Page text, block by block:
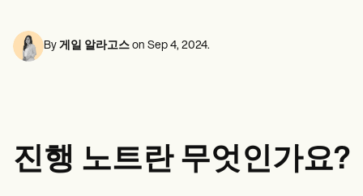
영양사 및 영양사
물리 치료사
블로그
리소스 가이드
Massage therapists
Personal trainers
By 게일 알라고스 on Sep 4, 2024.
진행 노트란 무엇인가요?